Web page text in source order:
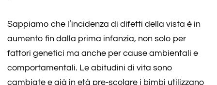
Sappiamo che l’incidenza di difetti della vista è in
aumento fin dalla prima infanzia, non solo per
fattori genetici ma anche per cause ambientali e
comportamentali. Le abitudini di vita sono
cambiate e già in età pre-scolare i bimbi utilizzano